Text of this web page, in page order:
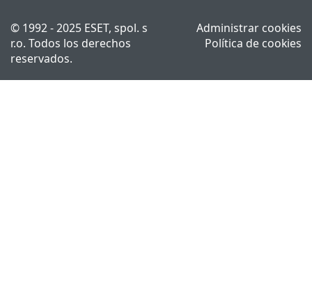
© 1992 - 2025 ESET, spol. s
r.o. Todos los derechos
reservados.
Administrar cookies
Política de cookies